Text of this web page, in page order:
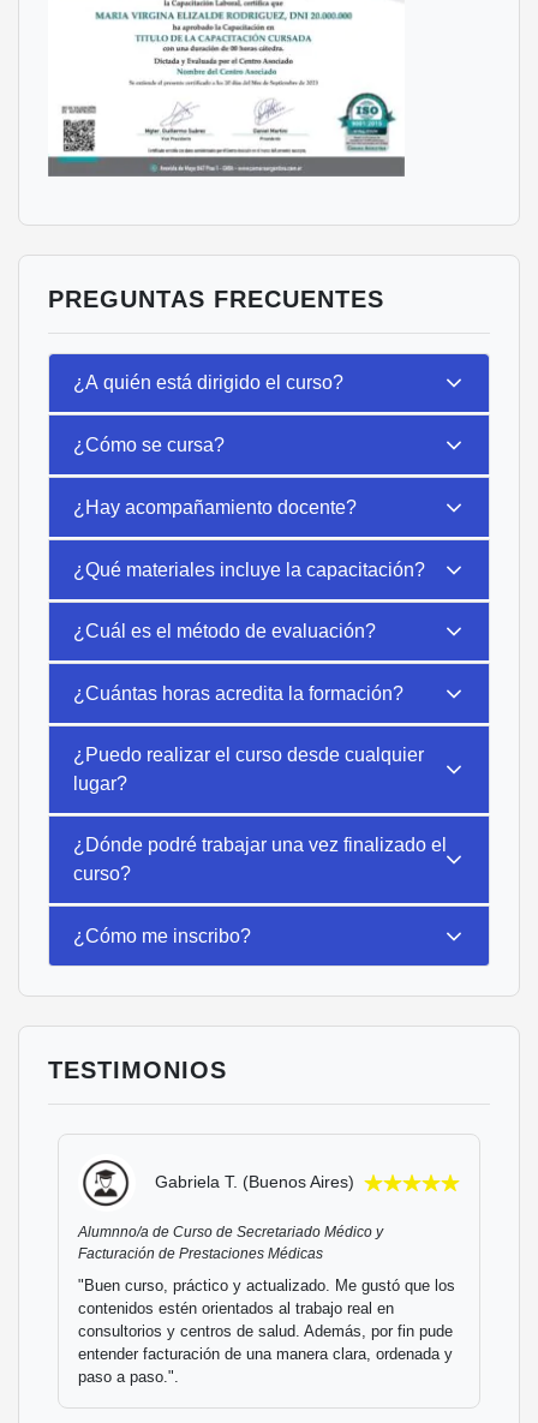
PREGUNTAS FRECUENTES
¿A quién está dirigido el curso?
¿Cómo se cursa?
¿Hay acompañamiento docente?
¿Qué materiales incluye la capacitación?
¿Cuál es el método de evaluación?
¿Cuántas horas acredita la formación?
¿Puedo realizar el curso desde cualquier
lugar?
¿Dónde podré trabajar una vez finalizado el
curso?
¿Cómo me inscribo?
TESTIMONIOS
Gabriela T. (Buenos Aires)
Alumnno/a de Curso de Secretariado Médico y
Facturación de Prestaciones Médicas
"Buen curso, práctico y actualizado. Me gustó que los
contenidos estén orientados al trabajo real en
consultorios y centros de salud. Además, por fin pude
entender facturación de una manera clara, ordenada y
paso a paso.".